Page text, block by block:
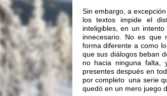
Sin embargo, a
los textos impide el
inteligibles, en un
innecesario. No es que
forma diferente a como
que sus diálogos beban
no hacia ninguna falta,
presentes después en
por completo una serie
quedó en un mero juego